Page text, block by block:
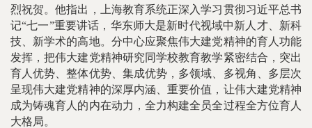
烈祝贺。他指出，上海教育系统正深入学习贯彻习近平总书
记“七一”重要讲话，华东师大是新时代视域中新人才、新科
技、新学术的高地。分中心应聚焦伟大建党精神的育人功能
发挥，把伟大建党精神研究同学校教育教学紧密结合，突出
育人优势、整体优势、集成优势，多领域、多视角、多层次
呈现伟大建党精神的深厚内涵、重要价值，让伟大建党精神
成为铸魂育人的内在动力，全力构建全员全过程全方位育人
大格局。